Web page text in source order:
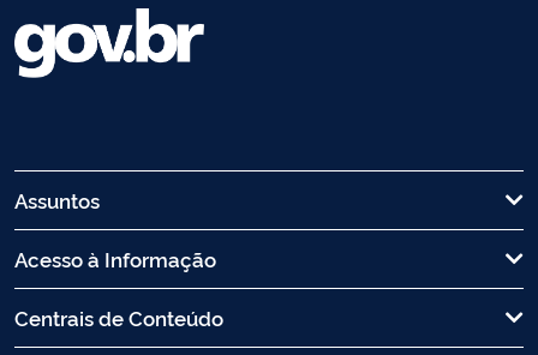
Assuntos
Acesso à Informação
Centrais de Conteúdo